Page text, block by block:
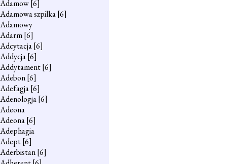
Adamow[6]
Adamowa szpilka[6]
Adamowy
Adarm[6]
Adcytacja[6]
Addycja[6]
Addytament[6]
Adebon[6]
Adefagja[6]
Adenologja[6]
Adeona
Adeona[6]
Adephagia
Adept[6]
Aderbistan[6]